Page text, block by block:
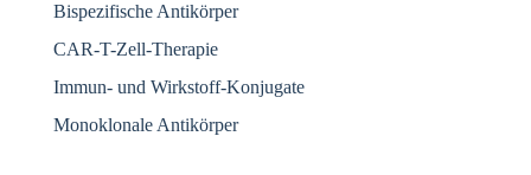
Bispezifische Antikörper
CAR-T-Zell-Therapie
Immun- und Wirkstoff-Konjugate
Monoklonale Antikörper